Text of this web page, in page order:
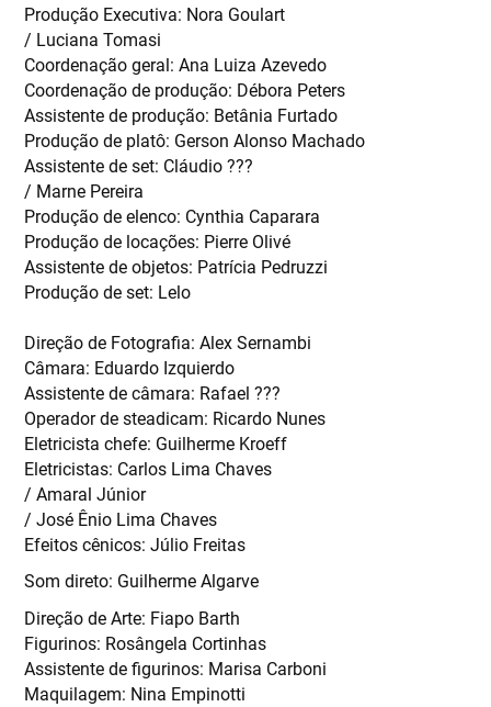
Produção Executiva: Nora Goulart
/ Luciana Tomasi
Coordenação geral: Ana Luiza Azevedo
Coordenação de produção: Débora Peters
Assistente de produção: Betânia Furtado
Produção de platô: Gerson Alonso Machado
Assistente de set: Cláudio ???
/ Marne Pereira
Produção de elenco: Cynthia Caparara
Produção de locações: Pierre Olivé
Assistente de objetos: Patrícia Pedruzzi
Produção de set: Lelo
Direção de Fotografia: Alex Sernambi
Câmara: Eduardo Izquierdo
Assistente de câmara: Rafael ???
Operador de steadicam: Ricardo Nunes
Eletricista chefe: Guilherme Kroeff
Eletricistas: Carlos Lima Chaves
/ Amaral Júnior
/ José Ênio Lima Chaves
Efeitos cênicos: Júlio Freitas
Som direto: Guilherme Algarve
Direção de Arte: Fiapo Barth
Figurinos: Rosângela Cortinhas
Assistente de figurinos: Marisa Carboni
Maquilagem: Nina Empinotti